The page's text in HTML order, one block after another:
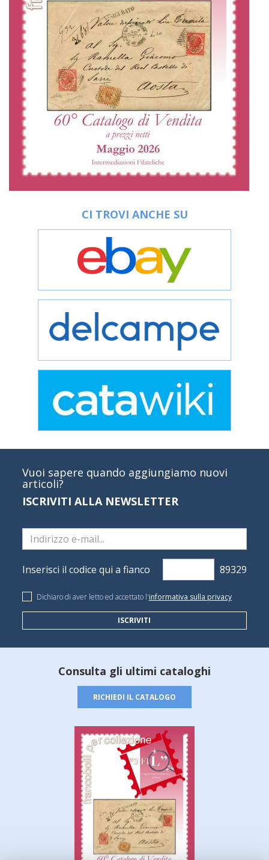
CI TROVI ANCHE SU
Vuoi sapere quando aggiungiamo nuovi
articoli?
ISCRIVITI ALLA NEWSLETTER
Inserisci il codice qui a fianco
Dichiaro di aver letto ed accettato l'informativa sulla privacy
ISCRIVITI
Consulta gli ultimi cataloghi
RICHIEDI IL CATALOGO